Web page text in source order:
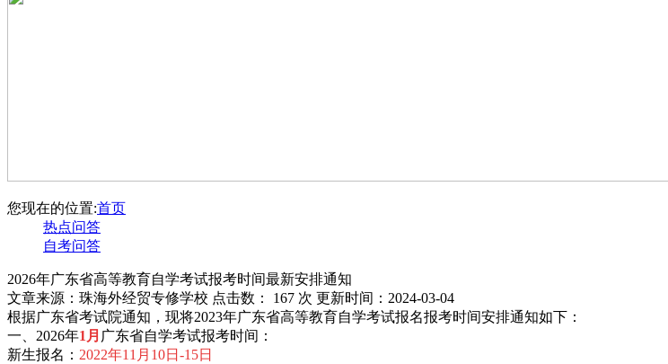
您现在的位置:首页
热点问答
自考问答
2026年广东省高等教育自学考试报考时间最新安排通知
文章来源：珠海外经贸专修学校 点击数： 167 次 更新时间：2024-03-04
根据广东省考试院通知，现将2023年广东省高等教育自学考试报名报考时间安排通知如下：
一、2026年1月 广东省自学考试报考时间：
新生报名： 2022年11月10日-15日